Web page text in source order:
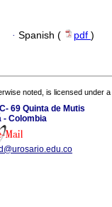
· Spanish ( pdf )
noted, is licensed under a
69 Quinta de Mutis
- Colombia